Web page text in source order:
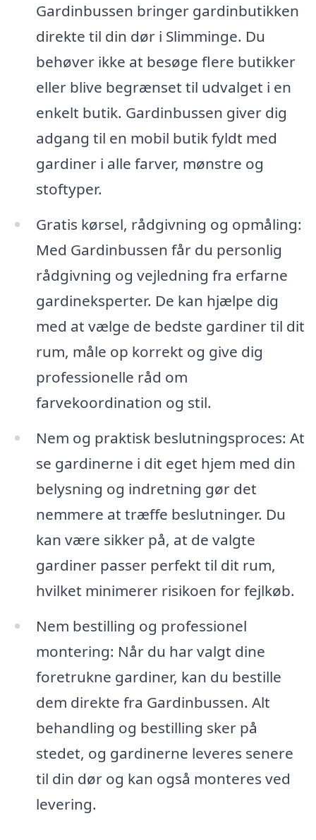
Gardinbussen bringer gardinbutikken
direkte til din dør i Slimminge. Du
behøver ikke at besøge flere butikker
eller blive begrænset til udvalget i en
enkelt butik. Gardinbussen giver dig
adgang til en mobil butik fyldt med
gardiner i alle farver, mønstre og
stoftyper.
Gratis kørsel, rådgivning og opmåling:
Med Gardinbussen får du personlig
rådgivning og vejledning fra erfarne
gardineksperter. De kan hjælpe dig
med at vælge de bedste gardiner til dit
rum, måle op korrekt og give dig
professionelle råd om
farvekoordination og stil.
Nem og praktisk beslutningsproces: At
se gardinerne i dit eget hjem med din
belysning og indretning gør det
nemmere at træffe beslutninger. Du
kan være sikker på, at de valgte
gardiner passer perfekt til dit rum,
hvilket minimerer risikoen for fejlkøb.
Nem bestilling og professionel
montering: Når du har valgt dine
foretrukne gardiner, kan du bestille
dem direkte fra Gardinbussen. Alt
behandling og bestilling sker på
stedet, og gardinerne leveres senere
til din dør og kan også monteres ved
levering.